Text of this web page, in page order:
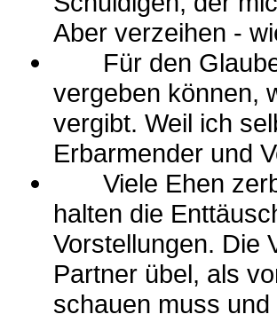
Aber verzeihen -
Für den
vergeben können,
vergibt. Weil ich
Erbarmender und
Viele Ehen
halten die
Vorstellungen. Die
Partner übel, als
schauen muss